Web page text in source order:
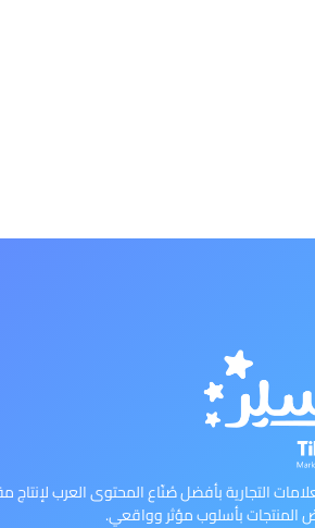
التجارية بأفضل صُنّاع المحتوى العرب لإنتاج
المنتجات بأسلوب مؤثر وواقعي.